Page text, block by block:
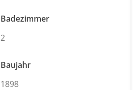
Badezimmer
2
Baujahr
1898